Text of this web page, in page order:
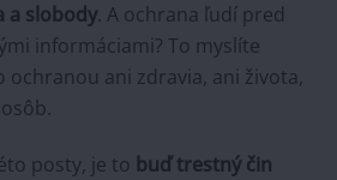
a slobody. A ochrana ľudí pred
informáciami? To myslíte
ochranou ani zdravia, ani života,
posty, je to buď trestný čin